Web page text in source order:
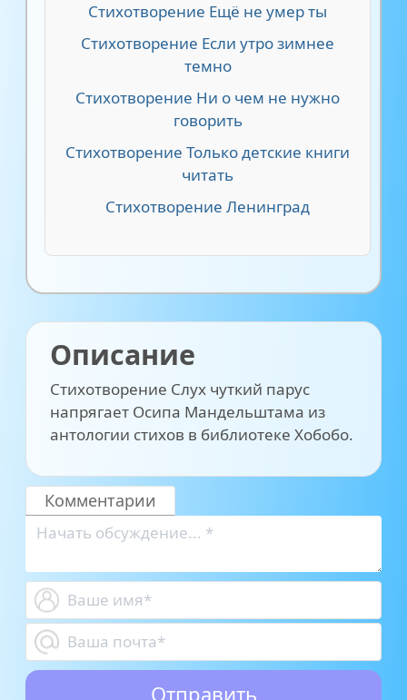
Стихотворение Ещё не умер ты
Стихотворение Если утро зимнее
темно
Стихотворение Ни о чем не нужно
говорить
Стихотворение Только детские книги
читать
Стихотворение Ленинград
Описание
Стихотворение Слух чуткий парус
напрягает Осипа Мандельштама из
антологии стихов в библиотеке Хобобо.
Комментарии